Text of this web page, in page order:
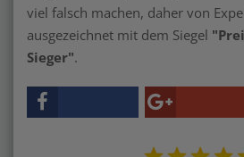
viel falsch machen, daher von
ausgezeichnet mit dem Siegel
Sieger".